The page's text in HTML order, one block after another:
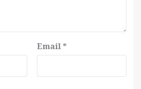
Email *